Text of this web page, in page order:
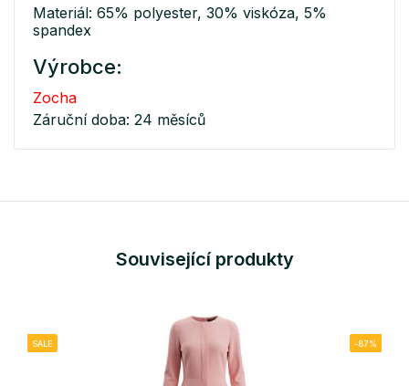
Materiál: 65% polyester, 30% viskóza, 5%
spandex
Výrobce:
Zocha
Záruční doba: 24 měsíců
Související produkty
SALE -87%